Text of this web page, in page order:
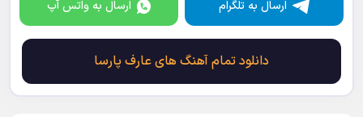
ارسال به تلگرام ارسال به واتس آپ
دانلود تمام آهنگ های عارف پارسا